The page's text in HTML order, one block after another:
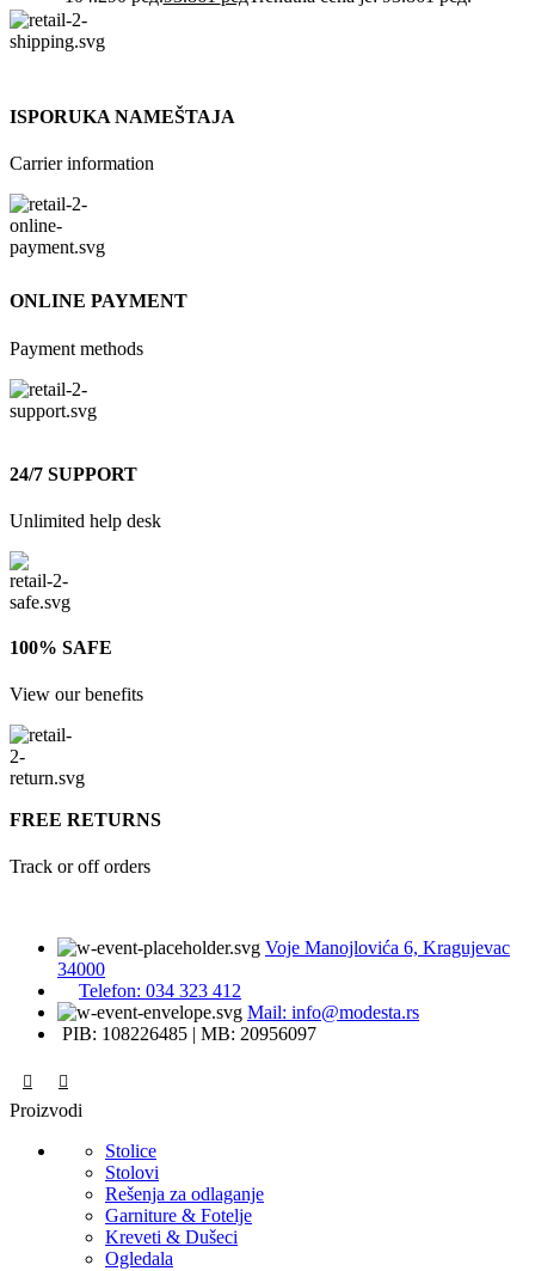
ISPORUKA NAMEŠTAJA
Carrier information
ONLINE PAYMENT
Payment methods
24/7 SUPPORT
Unlimited help desk
100% SAFE
View our benefits
FREE RETURNS
Track or off orders
Voje Manojlovića 6, Kragujevac
34000
Telefon: 034 323 412
Mail: info@modesta.rs
PIB: 108226485 | MB: 20956097
Proizvodi
Stolice
Stolovi
Rešenja za odlaganje
Garniture & Fotelje
Kreveti & Dušeci
Ogledala